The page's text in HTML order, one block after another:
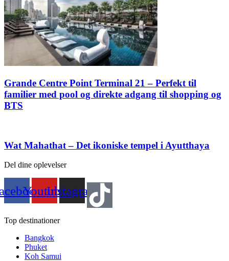
Grande Centre Point Terminal 21 – Perfekt til
familier med pool og direkte adgang til shopping og
BTS
Wat Mahathat – Det ikoniske tempel i Ayutthaya
Del dine oplevelser
YoutubeInstagram
Top destinationer
Bangkok
Phuket
Koh Samui